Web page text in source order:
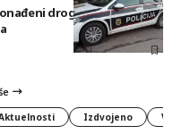
droga, oružje i
Izdvojeno